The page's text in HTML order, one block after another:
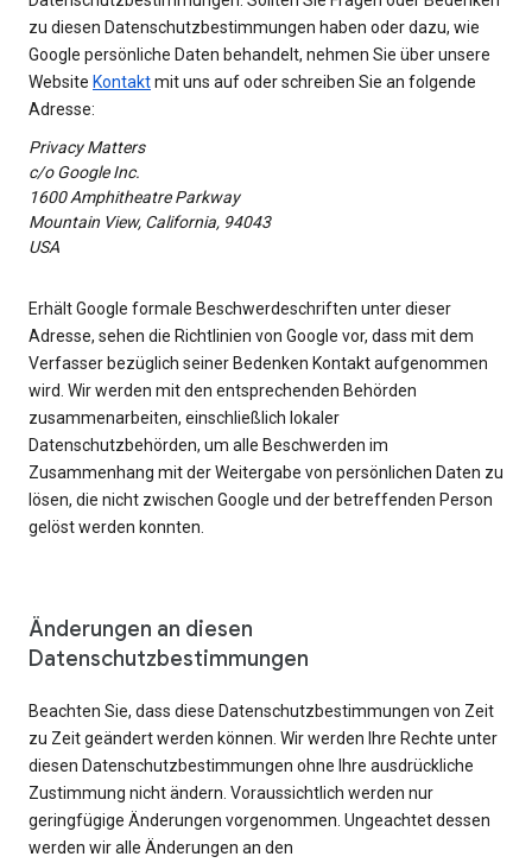
zu diesen Datenschutzbestimmungen haben oder dazu, wie
Google persönliche Daten behandelt, nehmen Sie über unsere
Website Kontaktmit uns auf oder schreiben Sie an folgende
Adresse:
Privacy Matters
c/o Google Inc.
1600 Amphitheatre Parkway
Mountain View, California, 94043
USA
Erhält Google formale Beschwerdeschriften unter dieser
Adresse, sehen die Richtlinien von Google vor, dass mit dem
Verfasser bezüglich seiner Bedenken Kontakt aufgenommen
wird. Wir werden mit den entsprechenden Behörden
zusammenarbeiten, einschließlich lokaler
Datenschutzbehörden, um alle Beschwerden im
Zusammenhang mit der Weitergabe von persönlichen Daten zu
lösen, die nicht zwischen Google und der betreffenden Person
gelöst werden konnten.
Änderungen an diesen
Datenschutzbestimmungen
Beachten Sie, dass diese Datenschutzbestimmungen von Zeit
zu Zeit geändert werden können. Wir werden Ihre Rechte unter
diesen Datenschutzbestimmungen ohne Ihre ausdrückliche
Zustimmung nicht ändern. Voraussichtlich werden nur
geringfügige Änderungen vorgenommen. Ungeachtet dessen
werden wir alle Änderungen an den